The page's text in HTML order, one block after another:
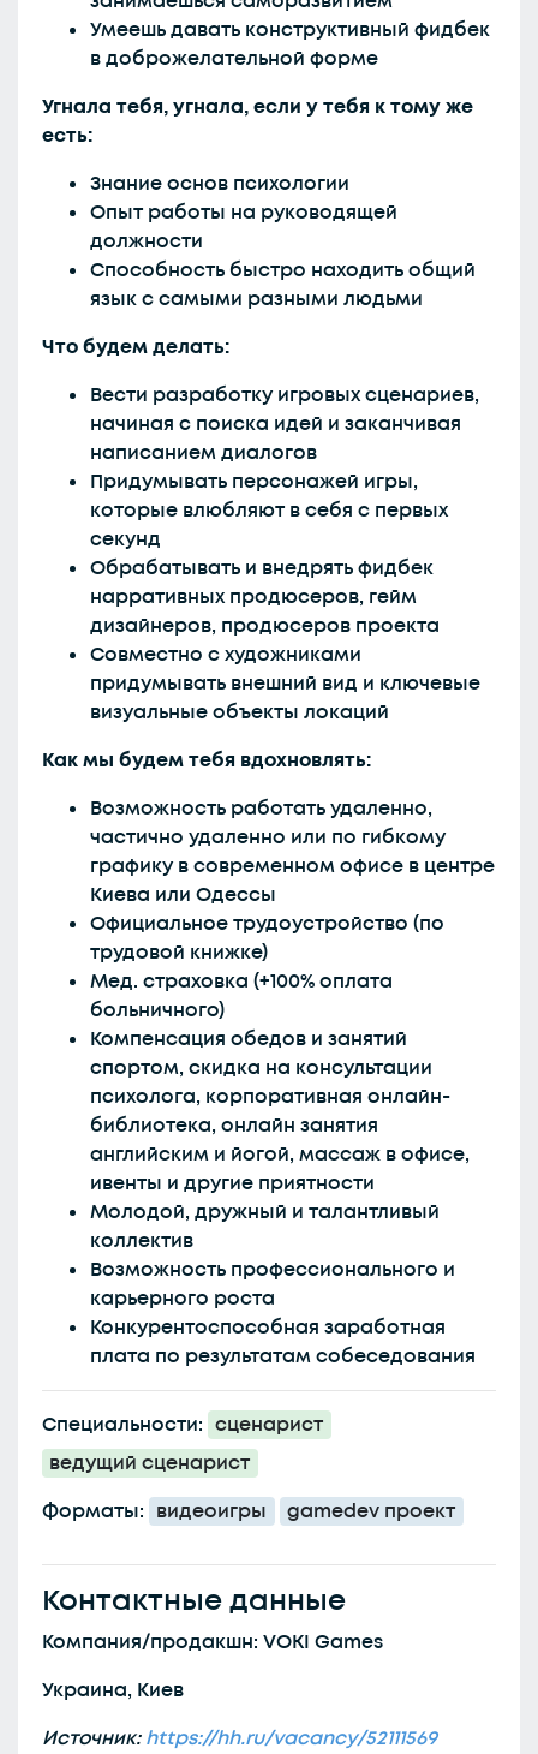
Умеешь давать конструктивный фидбек
в доброжелательной форме
Угнала тебя, угнала, если у тебя к тому же
есть:
Знание основ психологии
Опыт работы на руководящей
должности
Способность быстро находить общий
язык с самыми разными людьми
Что будем делать:
Вести разработку игровых сценариев,
начиная с поиска идей и заканчивая
написанием диалогов
Придумывать персонажей игры,
которые влюбляют в себя с первых
секунд
Обрабатывать и внедрять фидбек
нарративных продюсеров, гейм
дизайнеров, продюсеров проекта
Совместно с художниками
придумывать внешний вид и ключевые
визуальные объекты локаций
Как мы будем тебя вдохновлять:
Возможность работать удаленно,
частично удаленно или по гибкому
графику в современном офисе в центре
Киева или Одессы
Официальное трудоустройство (по
трудовой книжке)
Мед. страховка (+100% оплата
больничного)
Компенсация обедов и занятий
спортом, скидка на консультации
психолога, корпоративная онлайн-
библиотека, онлайн занятия
английским и йогой, массаж в офисе,
ивенты и другие приятности
Молодой, дружный и талантливый
коллектив
Возможность профессионального и
карьерного роста
Конкурентоспособная заработная
плата по результатам собеседования
Специальности: сценарист
ведущий сценарист
Форматы: видеоигры gamedev проект
Контактные данные
Компания/продакшн: VOKI Games
Украина, Киев
Источник:https://hh.ru/vacancy/52111569